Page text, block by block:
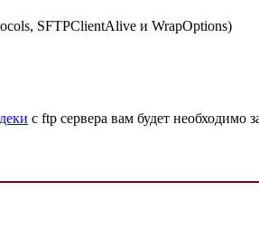
SFTPClientAlive и WrapOptions)
с ftp сервера вам будет необходимо